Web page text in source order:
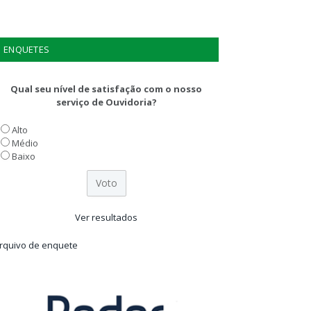
ENQUETES
Qual seu nível de satisfação com o nosso
serviço de Ouvidoria?
Alto
Médio
Baixo
Ver resultados
de enquete